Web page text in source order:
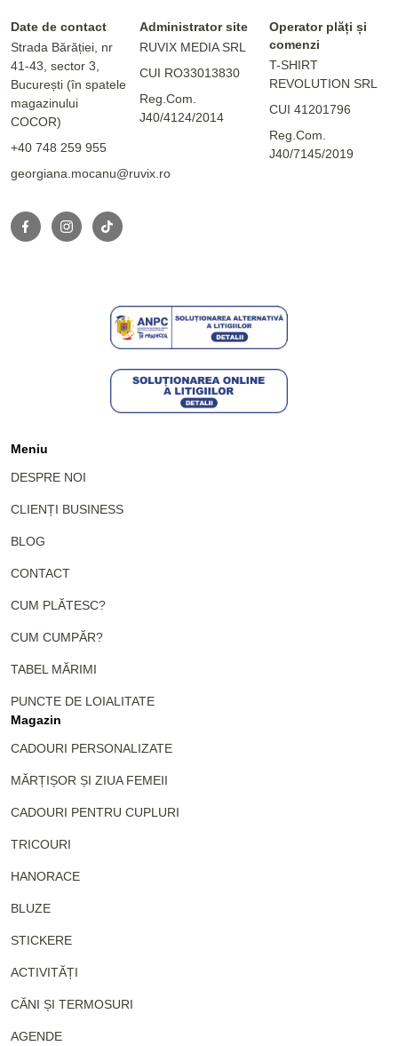
Date de contact
Strada Bărăției, nr
41-43, sector 3,
București (în spatele
magazinului
COCOR)
+40 748 259 955
georgiana.mocanu@ruvix.ro
Administrator site
RUVIX MEDIA SRL
CUI RO33013830
Reg.Com.
J40/4124/2014
Operator plăți și
comenzi
T-SHIRT
REVOLUTION SRL
CUI 41201796
Reg.Com.
J40/7145/2019
Meniu
DESPRE NOI
CLIENȚI BUSINESS
BLOG
CONTACT
CUM PLĂTESC?
CUM CUMPĂR?
TABEL MĂRIMI
PUNCTE DE LOIALITATE
Magazin
CADOURI PERSONALIZATE
MĂRȚIȘOR ȘI ZIUA FEMEII
CADOURI PENTRU CUPLURI
TRICOURI
HANORACE
BLUZE
STICKERE
ACTIVITĂȚI
CĂNI ȘI TERMOSURI
AGENDE